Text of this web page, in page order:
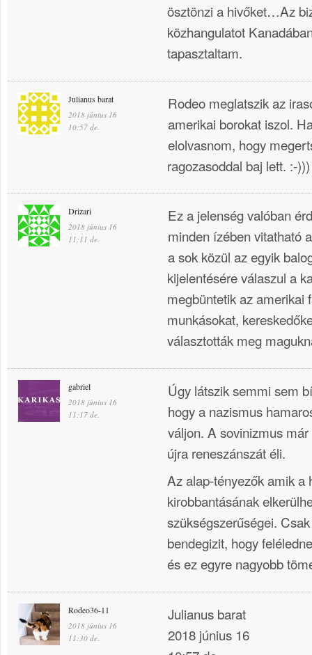
ösztönzi a hivőket…Az
közhangulatot
tapasztaltam.
Julianus barat
2018 június 16
10:57 de.
Rodeo meglatszik az
amerikai borokat iszol.
elolvasnom, hogy
ragozasoddal baj lett. :-)))
Drizari
2018 június 16
11:11 de.
Ez a jelenség valóban
minden ízében vitatható
a sok közül az egyik
kijelentésére válaszul a
megbüntetik az amerikai
munkásokat,
választották meg
gabriel
2018 június 16
11:17 de.
Úgy látszik semmi sem
hogy a nazismus
váljon. A sovinizmus
újra reneszánszát éli.
Az alap-tényezők amik a
kirobbantásának
szükségszerűségei.
bendegizit, hogy
és ez egyre nagyobb
Rodeo36-11
2018 június 16
11:30 de.
Julianus barat
2018 június 16